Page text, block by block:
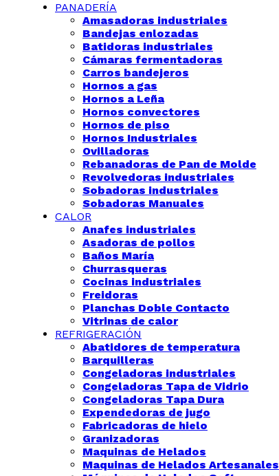
PANADERÍA
Amasadoras industriales
Bandejas enlozadas
Batidoras industriales
Cámaras fermentadoras
Carros bandejeros
Hornos a gas
Hornos a Leña
Hornos convectores
Hornos de piso
Hornos Industriales
Ovilladoras
Rebanadoras de Pan de Molde
Revolvedoras industriales
Sobadoras industriales
Sobadoras Manuales
CALOR
Anafes industriales
Asadoras de pollos
Baños María
Churrasqueras
Cocinas industriales
Freidoras
Planchas Doble Contacto
Vitrinas de calor
REFRIGERACIÓN
Abatidores de temperatura
Barquilleras
Congeladoras industriales
Congeladoras Tapa de Vidrio
Congeladoras Tapa Dura
Expendedoras de jugo
Fabricadoras de hielo
Granizadoras
Maquinas de Helados
Maquinas de Helados Artesanales